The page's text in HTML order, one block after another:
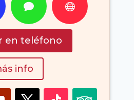
 
en teléfono
info